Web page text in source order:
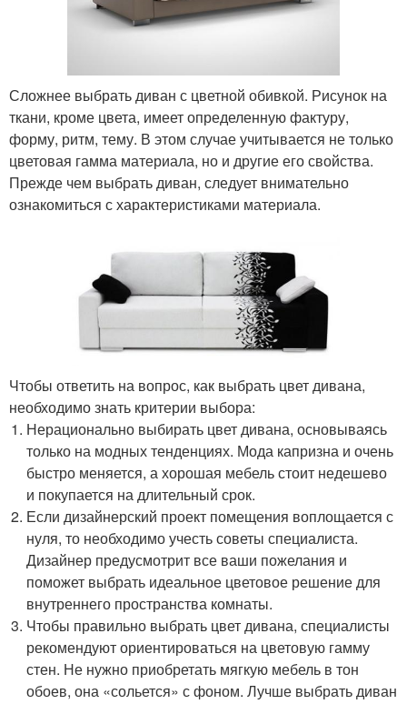
Сложнее выбрать диван с цветной обивкой. Рисунок на
ткани, кроме цвета, имеет определенную фактуру,
форму, ритм, тему. В этом случае учитывается не только
цветовая гамма материала, но и другие его свойства.
Прежде чем выбрать диван, следует внимательно
ознакомиться с характеристиками материала.
Чтобы ответить на вопрос, как выбрать цвет дивана,
необходимо знать критерии выбора:
Нерационально выбирать цвет дивана, основываясь
только на модных тенденциях. Мода капризна и очень
быстро меняется, а хорошая мебель стоит недешево
и покупается на длительный срок.
Если дизайнерский проект помещения воплощается с
нуля, то необходимо учесть советы специалиста.
Дизайнер предусмотрит все ваши пожелания и
поможет выбрать идеальное цветовое решение для
внутреннего пространства комнаты.
Чтобы правильно выбрать цвет дивана, специалисты
рекомендуют ориентироваться на цветовую гамму
стен. Не нужно приобретать мягкую мебель в тон
обоев, она «сольется» с фоном. Лучше выбрать диван